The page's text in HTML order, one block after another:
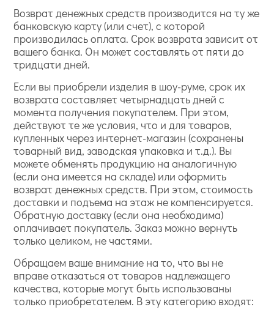
Возврат денежных средств производится на ту же
банковскую карту (или счет), с которой
производилась оплата. Срок возврата зависит от
вашего банка. Он может составлять от пяти до
тридцати дней.
Если вы приобрели изделия в шоу-руме, срок их
возврата составляет четырнадцать дней с
момента получения покупателем. При этом,
действуют те же условия, что и для товаров,
купленных через интернет-магазин (сохранены
товарный вид, заводская упаковка и т.д.). Вы
можете обменять продукцию на аналогичную
(если она имеется на складе) или оформить
возврат денежных средств. При этом, стоимость
доставки и подъема на этаж не компенсируется.
Обратную доставку (если она необходима)
оплачивает покупатель. Заказ можно вернуть
только целиком, не частями.
Обращаем ваше внимание на то, что вы не
вправе отказаться от товаров надлежащего
качества, которые могут быть использованы
только приобретателем. В эту категорию входят: